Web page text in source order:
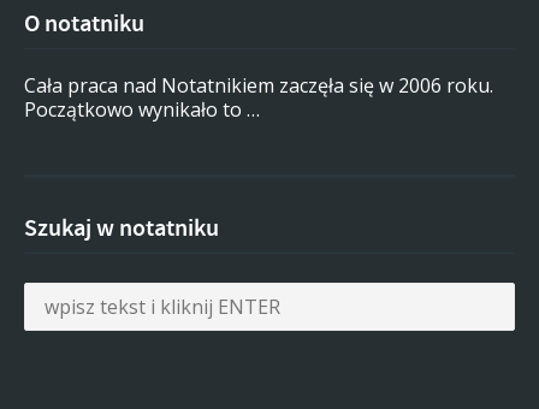
O notatniku
Cała praca nad Notatnikiem zaczęła się w 2006 roku.
Początkowo wynikało to …
Szukaj w notatniku